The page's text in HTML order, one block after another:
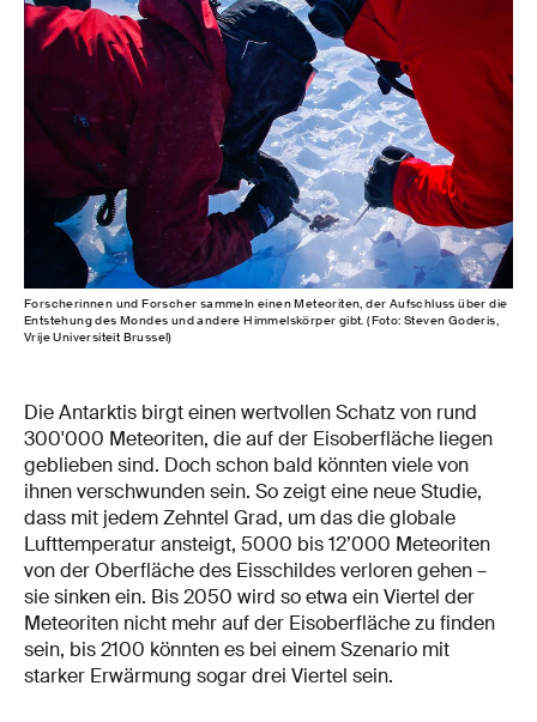
Forscherinnen und Forscher sammeln einen Meteoriten, der Aufschluss über die
Entstehung des Mondes und andere Himmelskörper gibt. (Foto: Steven Goderis,
Vrije Universiteit Brussel)
Die Antarktis birgt einen wertvollen Schatz von rund
300'000 Meteoriten, die auf der Eisoberfläche liegen
geblieben sind. Doch schon bald könnten viele von
ihnen verschwunden sein. So zeigt eine neue Studie,
dass mit jedem Zehntel Grad, um das die globale
Lufttemperatur ansteigt, 5000 bis 12’000 Meteoriten
von der Oberfläche des Eisschildes verloren gehen –
sie sinken ein. Bis 2050 wird so etwa ein Viertel der
Meteoriten nicht mehr auf der Eisoberfläche zu finden
sein, bis 2100 könnten es bei einem Szenario mit
starker Erwärmung sogar drei Viertel sein.